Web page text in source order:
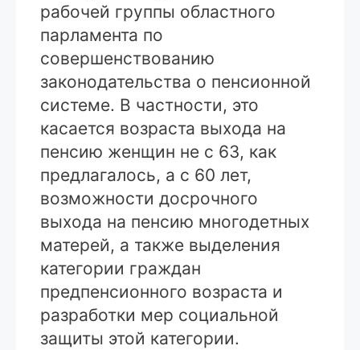
рабочей группы областного
парламента по
совершенствованию
законодательства о пенсионной
системе. В частности, это
касается возраста выхода на
пенсию женщин не с 63, как
предлагалось, а с 60 лет,
возможности досрочного
выхода на пенсию многодетных
матерей, а также выделения
категории граждан
предпенсионного возраста и
разработки мер социальной
защиты этой категории.